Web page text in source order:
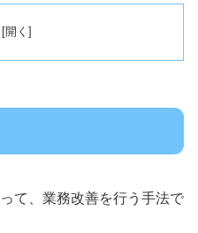
て、業務改善を行う手法で